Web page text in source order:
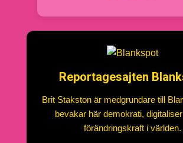
Reportagesajten
Brit Stakston är medgrundare till
bevakar här demokrati,
förändringskraft i världen.